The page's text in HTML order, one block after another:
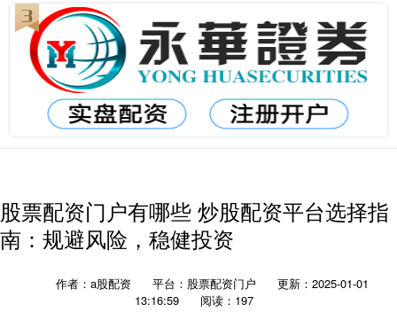
股票配资门户有哪些 炒股配资平台选择指
南：规避风险，稳健投资
作者：a股配资 平台：股票配资门户
更新：2025-01-01
13:16:59
阅读：197